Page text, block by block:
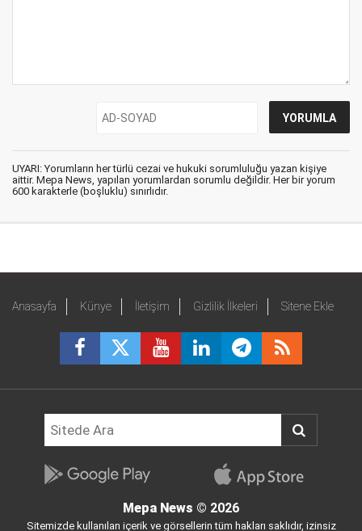
UYARI: Yorumların her türlü cezai ve hukuki sorumluluğu yazan kişiye
aittir. Mepa News, yapılan yorumlardan sorumlu değildir. Her bir yorum
600 karakterle (boşluklu) sınırlıdır.
Anasayfa Künye İletişim Gizlilik İlkeleri Sitene Ekle
Mepa News © 2026
Sitemizde kullanılan içerik ve görsellerin tüm hakları saklıdır, izinsiz